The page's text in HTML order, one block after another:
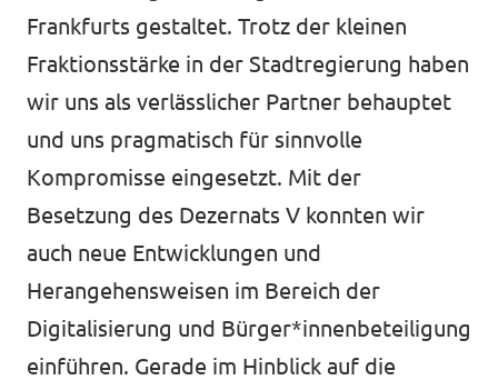
Frankfurts gestaltet. Trotz der kleinen
Fraktionsstärke in der Stadtregierung haben
wir uns als verlässlicher Partner behauptet
und uns pragmatisch für sinnvolle
Kompromisse eingesetzt. Mit der
Besetzung des Dezernats V konnten wir
auch neue Entwicklungen und
Herangehensweisen im Bereich der
Digitalisierung und Bürger*innenbeteiligung
einführen. Gerade im Hinblick auf die